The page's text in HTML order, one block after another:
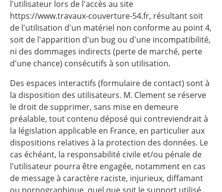
l'utilisateur lors de l'accès au site
https://www.travaux-couverture-54.fr, résultant soit
de l'utilisation d'un matériel non conforme au point 4,
soit de l'apparition d'un bug ou d'une incompatibilité,
ni des dommages indirects (perte de marché, perte
d'une chance) consécutifs à son utilisation.
Des espaces interactifs (formulaire de contact) sont à
la disposition des utilisateurs. M. Clement se réserve
le droit de supprimer, sans mise en demeure
préalable, tout contenu déposé qui contreviendrait à
la législation applicable en France, en particulier aux
dispositions relatives à la protection des données. Le
cas échéant, la responsabilité civile et/ou pénale de
l'utilisateur pourra être engagée, notamment en cas
de message à caractère raciste, injurieux, diffamant